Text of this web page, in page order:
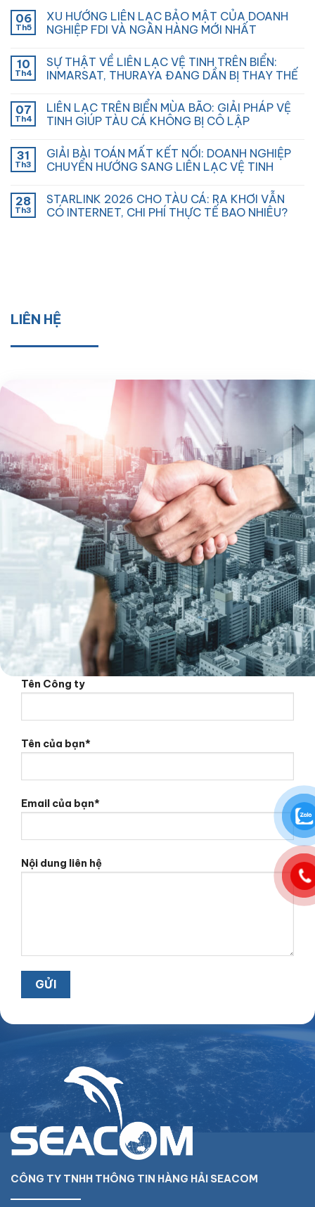
06
Th5
XU HƯỚNG LIÊN LẠC BẢO MẬT CỦA DOANH
NGHIỆP FDI VÀ NGÂN HÀNG MỚI NHẤT
10
Th4
SỰ THẬT VỀ LIÊN LẠC VỆ TINH TRÊN BIỂN:
INMARSAT, THURAYA ĐANG DẦN BỊ THAY THẾ
07
Th4
LIÊN LẠC TRÊN BIỂN MÙA BÃO: GIẢI PHÁP VỆ
TINH GIÚP TÀU CÁ KHÔNG BỊ CÔ LẬP
31
Th3
GIẢI BÀI TOÁN MẤT KẾT NỐI: DOANH NGHIỆP
CHUYỂN HƯỚNG SANG LIÊN LẠC VỆ TINH
28
Th3
STARLINK 2026 CHO TÀU CÁ: RA KHƠI VẪN
CÓ INTERNET, CHI PHÍ THỰC TẾ BAO NHIÊU?
LIÊN HỆ
Tên Công ty
Tên của bạn*
Email của bạn*
Nội dung liên hệ
CÔNG TY TNHH THÔNG TIN HÀNG HẢI SEACOM